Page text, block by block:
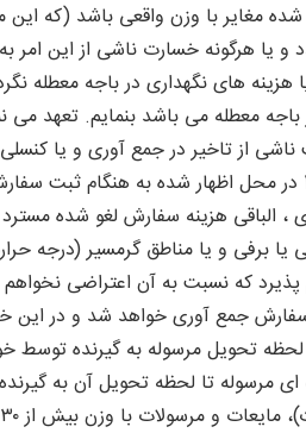
مغایر با وزن واقعی باشد (که این
هرگونه خسارت ناشی از این امر
های نگهداری در باجه معطله
معطله می باشد بنمایم. تعهد می
از تاخیر در جمع آوری و یا
اینجانب خواهد بود. تعهد می نمایم از شنبه تا پنجشنبه، جهت تحویل مرسوله به جمع آور تا ساعت 19
، الباقی هزینه سفارش لغو شده
پذیرد که نسبت به آن اعتراضی
سفارش جمع آوری خواهد شد و در
تحویل مرسوله به گیرنده توسط
مرسوله تا لحظه تحویل آن به